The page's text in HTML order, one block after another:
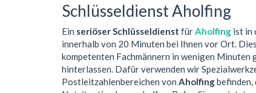
Schlüsseldienst Aholfing
Ein seriöser Schlüsseldienst fürAholfing ist in
innerhalb von 20 Minuten bei Ihnen vor Ort.
kompetenten Fachmännern in wenigen Minuten
hinterlassen. Dafür verwenden wir
Postleitzahlenbereichen von Aholfingbefinden,